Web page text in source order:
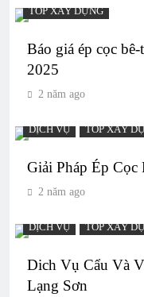
TOP XÂY DỰNG
Báo giá ép cọc
2025
2 năm ago
DỊCH VỤ TOP XÂY
Giải Pháp Ép Cọc
2 năm ago
DỊCH VỤ TOP XÂY
Dich Vụ Cẩu Và
Lạng Sơn